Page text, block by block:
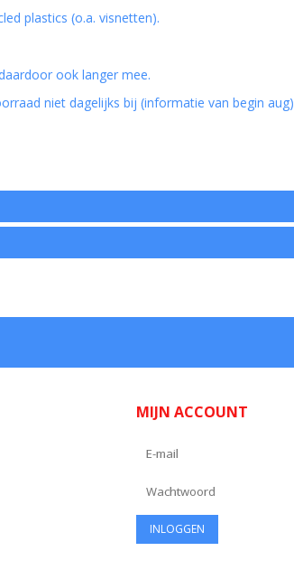
plastics (o.a. visnetten).
ook langer mee.
niet dagelijks bij (informatie van begin aug)
MIJN ACCOUNT